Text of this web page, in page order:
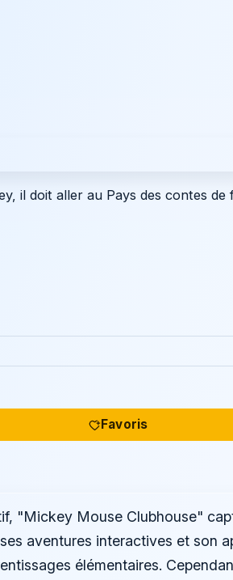
il doit aller au Pays des contes de
Favoris
"Mickey Mouse Clubhouse"
aventures interactives et son
élémentaires.